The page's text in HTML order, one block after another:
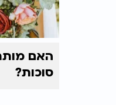
האם
סוכות?